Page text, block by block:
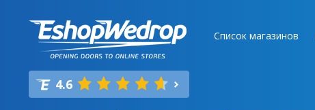
Список магазинов
4.6